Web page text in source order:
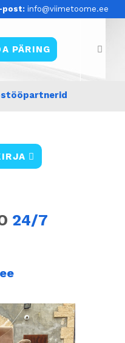
post: info@viimetoome.ee
PÄRING
24/7